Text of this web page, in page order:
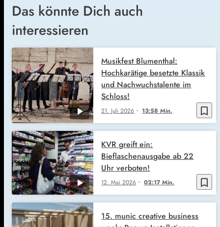
Das könnte Dich auch
interessieren
bookmark_border
21. Juli 2026 13:58 Min.
Musikfest Blumenthal:
Hochkarätige besetzte Klassik
und Nachwuchstalente im
Schloss!
bookmark_border
12. Mai 2026 02:17 Min.
KVR greift ein:
Bieflaschenausgabe ab 22
Uhr verboten!
15. munic creative business